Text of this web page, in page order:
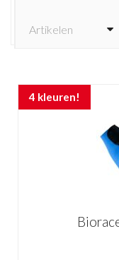
4 kleuren!